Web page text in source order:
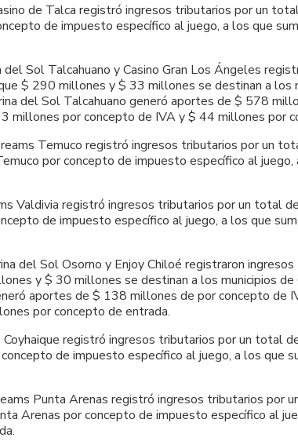
de Talca registró ingresos tributarios por un
de impuesto específico al juego, a los que
del Sol Talcahuano y Casino Gran Los Ángeles
$ 290 millones y $ 33 millones se destinan a
del Sol Talcahuano generó aportes de $ 578
millones por concepto de IVA y $ 44 millones por
Temuco registró ingresos tributarios por
por concepto de impuesto específico al
Valdivia registró ingresos tributarios por un
de impuesto específico al juego, a los que
del Sol Osorno y Enjoy Chiloé registraron
y $ 30 millones se destinan a los municipios
aportes de $ 138 millones de por concepto
por concepto de entrada.
Coyhaique registró ingresos tributarios por un
concepto de impuesto específico al juego, a los
Punta Arenas registró ingresos tributarios
Arenas por concepto de impuesto específico al